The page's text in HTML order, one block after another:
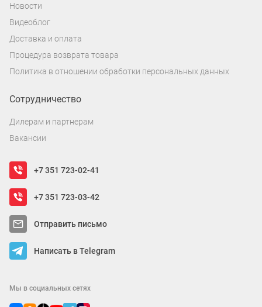
Новости
Видеоблог
Доставка и оплата
Процедура возврата товара
Политика в отношении обработки персональных данных
Сотрудничество
Дилерам и партнерам
Вакансии
+7 351 723-02-41
+7 351 723-03-42
Отправить письмо
Написать в Telegram
Мы в социальных сетях